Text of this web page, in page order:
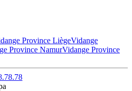
Province LiègeVidange
Province NamurVidange Province